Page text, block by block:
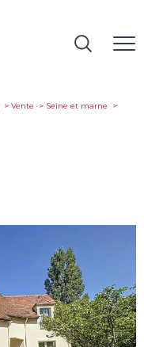
Vente
Seine et marne